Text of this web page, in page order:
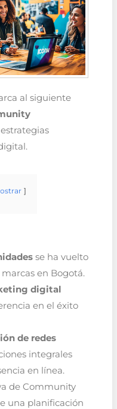
al siguiente
se ha vuelto
en Bogotá.
digital
en el éxito
de redes
integrales
en línea.
de Community
una planificación